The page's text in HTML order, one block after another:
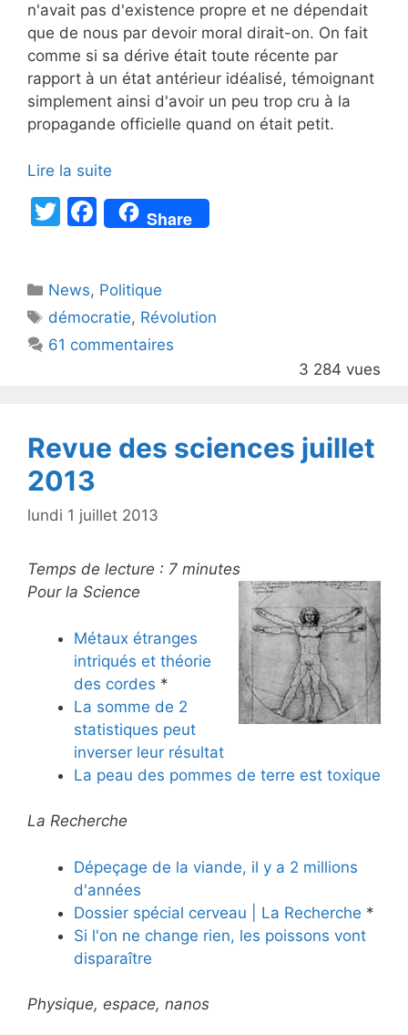
n'avait pas d'existence propre et ne dépendait
que de nous par devoir moral dirait-on. On fait
comme si sa dérive était toute récente par
rapport à un état antérieur idéalisé, témoignant
simplement ainsi d'avoir un peu trop cru à la
propagande officielle quand on était petit.
Lire la suite
T
er
F
a
e
b
o
Share
Catégories
News, Politique
Étiquettes
démocratie, Révolution
61 commentaires
3 284 vues
Revue des sciences juillet
2013
lundi 1 juillet 2013
Temps de lecture : 7 minutes
Pour la Science
Métaux étranges
intriqués et théorie
des cordes *
La somme de 2
statistiques peut
inverser leur résultat
La peau des pommes de terre est toxique
La Recherche
Dépeçage de la viande, il y a 2 millions
d'années
Dossier spécial cerveau | La Recherche *
Si l'on ne change rien, les poissons vont
disparaître
Physique, espace, nanos